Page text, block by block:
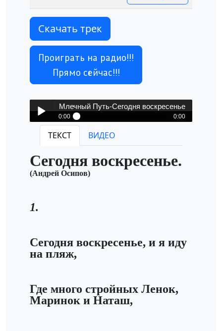
Скачать трек
Проиграть на радио!!!
Прямо сейчас!!!
Млечный Путь-Сегодня воскресенье
0:00 0:00
Млечный Путь-Сегодня воскресенье
ТЕКСТ ВИДЕО
Сегодня воскресенье.
(Андрей Осипов)
1.
Сегодня воскресенье, и я иду
на пляж,
Где много стройных Ленок,
Маринок и Наташ,